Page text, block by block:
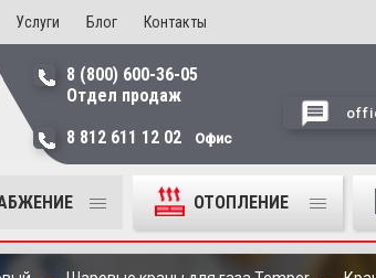
Услуги Блог Контакты
8 (800) 600-36-05
Отдел продаж
8 812 611 12 02
Офис
ОТОПЛЕНИЕ